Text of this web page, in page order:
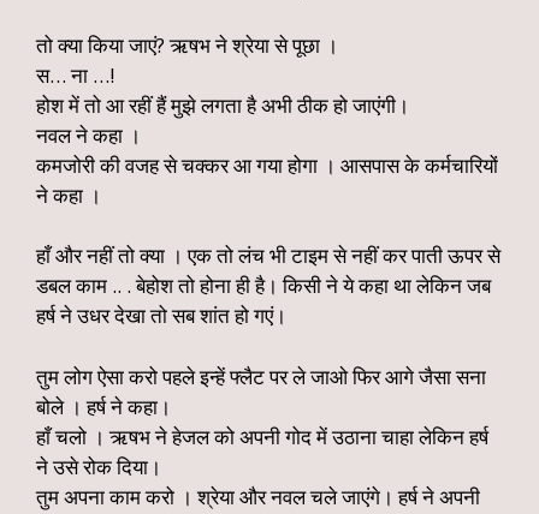
तो क्या किया जाएं? ऋषभ ने श्रेया से पूछा ।
स… ना …!
होश में तो आ रहीं हैं मुझे लगता है अभी ठीक हो जाएंगी।
नवल ने कहा ।
कमजोरी की वजह से चक्कर आ गया होगा । आसपास के कर्मचारियों
ने कहा ।
हाँ और नहीं तो क्या । एक तो लंच भी टाइम से नहीं कर पाती ऊपर से
डबल काम .. . बेहोश तो होना ही है। किसी ने ये कहा था लेकिन जब
हर्ष ने उधर देखा तो सब शांत हो गएं।
तुम लोग ऐसा करो पहले इन्हें फ्लैट पर ले जाओ फिर आगे जैसा सना
बोले । हर्ष ने कहा।
हाँ चलो । ऋषभ ने हेजल को अपनी गोद में उठाना चाहा लेकिन हर्ष
ने उसे रोक दिया।
तुम अपना काम करो । श्रेया और नवल चले जाएंगे। हर्ष ने अपनी